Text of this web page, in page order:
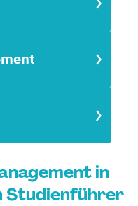
in
Studienführer